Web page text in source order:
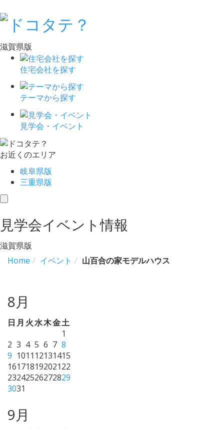
滋賀県版
住宅会社を探す
テーマから探す
見学会・イベント
お近くのエリア
岐阜県版
三重県版
toggle
見学会イベント情報
滋賀県版
Home
イベント 山百合の家モデルハウス
8月
日 月 火水木金土
1
2 3 4 5 6 7 8
9 1011 12131415
16171819202122
23242526272829
3031
9月